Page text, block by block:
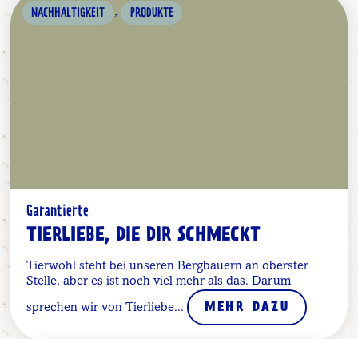
NACHHALTIGKEIT , PRODUKTE
Garantierte
TIERLIEBE, DIE DIR SCHMECKT
Tierwohl steht bei unseren Bergbauern an oberster
Stelle, aber es ist noch viel mehr als das. Darum
sprechen wir von Tierliebe... MEHR DAZU